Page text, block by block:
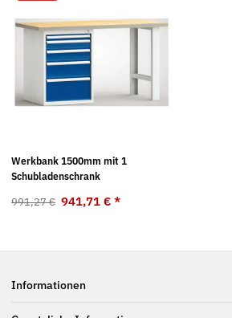
Werkbank 1500mm mit 1
Schubladenschrank
991,27 € 941,71 € *
Informationen